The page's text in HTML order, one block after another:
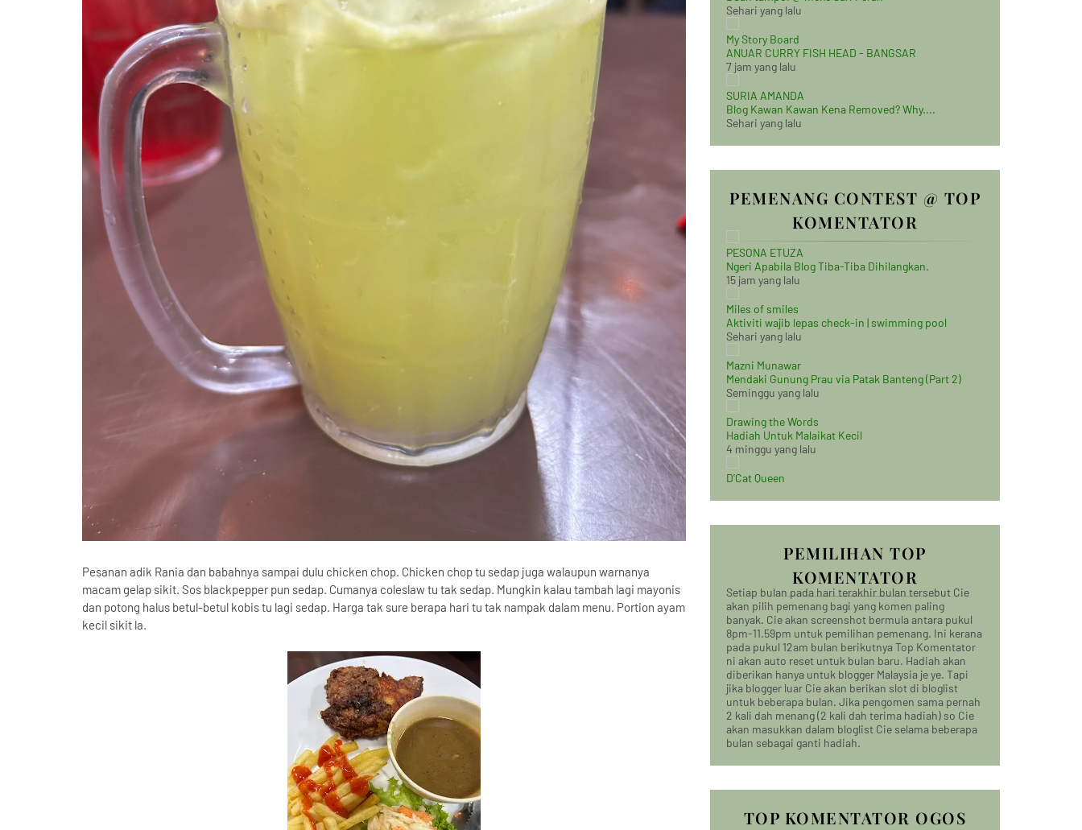
Pesanan adik Rania dan babahnya sampai dulu chicken chop. Chicken chop tu sedap juga walaupun warnanya
macam gelap sikit. Sos blackpepper pun sedap. Cumanya coleslaw tu tak sedap. Mungkin kalau tambah lagi mayonis
dan potong halus betul-betul kobis tu lagi sedap. Harga tak sure berapa hari tu tak nampak dalam menu. Portion ayam
kecil sikit la.
Sehari yang lalu
My Story Board
ANUAR CURRY FISH HEAD - BANGSAR
7 jam yang lalu
SURIA AMANDA
Blog Kawan Kawan Kena Removed? Why....
Sehari yang lalu
PEMENANG CONTEST @ TOP
KOMENTATOR
PESONA ETUZA
Ngeri Apabila Blog Tiba-Tiba Dihilangkan.
15 jam yang lalu
Miles of smiles
Aktiviti wajib lepas check-in | swimming pool
Sehari yang lalu
Mazni Munawar
Mendaki Gunung Prau via Patak Banteng (Part 2)
Seminggu yang lalu
Drawing the Words
Hadiah Untuk Malaikat Kecil
4 minggu yang lalu
D'Cat Queen
PEMILIHAN TOP
KOMENTATOR
Setiap bulan pada hari terakhir bulan tersebut Cie
akan pilih pemenang bagi yang komen paling
banyak. Cie akan screenshot bermula antara pukul
8pm-11.59pm untuk pemilihan pemenang. Ini kerana
pada pukul 12am bulan berikutnya Top Komentator
ni akan auto reset untuk bulan baru. Hadiah akan
diberikan hanya untuk blogger Malaysia je ye. Tapi
jika blogger luar Cie akan berikan slot di bloglist
untuk beberapa bulan. Jika pengomen sama pernah
2 kali dah menang (2 kali dah terima hadiah) so Cie
akan masukkan dalam bloglist Cie selama beberapa
bulan sebagai ganti hadiah.
TOP KOMENTATOR OGOS